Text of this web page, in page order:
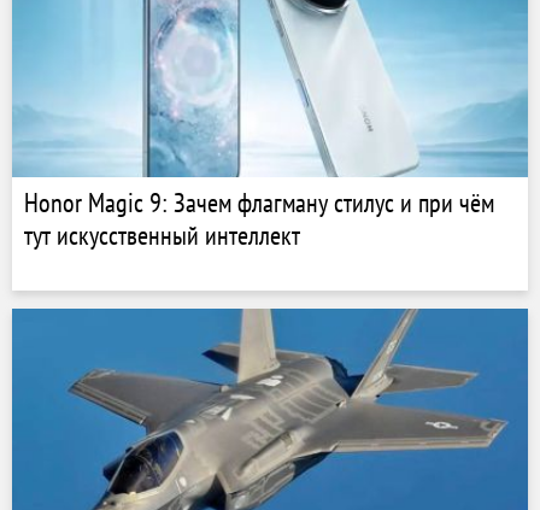
Honor Magic 9: Зачем флагману стилус и при чём
тут искусственный интеллект